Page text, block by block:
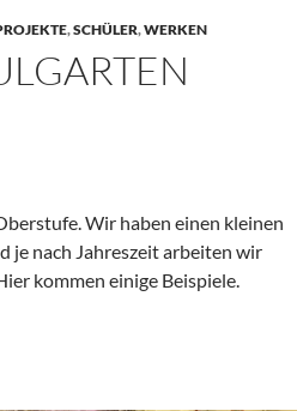
,SCHÜLER,WERKEN
Wir haben einen kleinen
je nach Jahreszeit arbeiten wir
kommen einige Beispiele.